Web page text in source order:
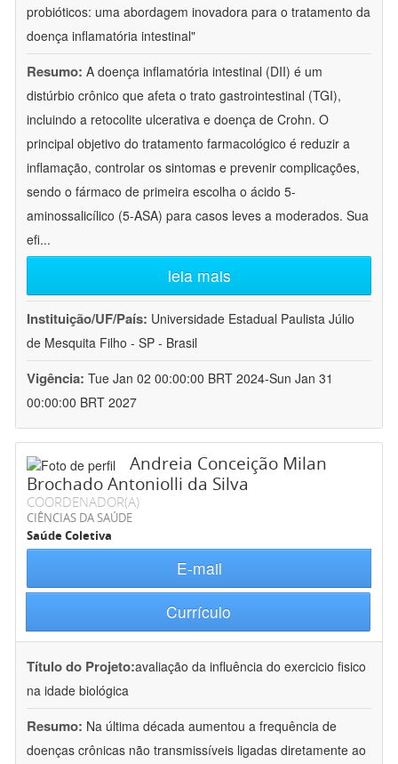
probióticos: uma abordagem inovadora para o tratamento da
doença inflamatória intestinal"
Resumo: A doença inflamatória intestinal (DII) é um
distúrbio crônico que afeta o trato gastrointestinal (TGI),
incluindo a retocolite ulcerativa e doença de Crohn. O
principal objetivo do tratamento farmacológico é reduzir a
inflamação, controlar os sintomas e prevenir complicações,
sendo o fármaco de primeira escolha o ácido 5-
aminossalicílico (5-ASA) para casos leves a moderados. Sua
efi...
leia mais
Instituição/UF/País: Universidade Estadual Paulista Júlio
de Mesquita Filho - SP - Brasil
Vigência: Tue Jan 02 00:00:00 BRT 2024-Sun Jan 31
00:00:00 BRT 2027
Andreia Conceição Milan
Brochado Antoniolli da Silva
COORDENADOR(A)
CIÊNCIAS DA SAÚDE
Saúde Coletiva
E-mail
Currículo
Título do Projeto:avaliação da influência do exercicio fisico
na idade biológica
Resumo: Na última década aumentou a frequência de
doenças crônicas não transmissíveis ligadas diretamente ao